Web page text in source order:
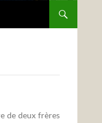
de deux frères